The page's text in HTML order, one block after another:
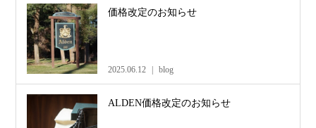
価格改定のお知らせ
2025.06.12 blog
ALDEN価格改定のお知らせ